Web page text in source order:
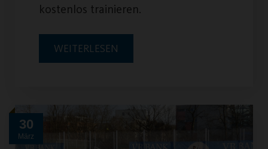
kostenlos trainieren.
WEITERLESEN
30
März